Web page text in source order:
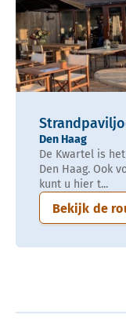
Den Haag
De Kwartel is
Den Haag. Ook
kunt u hier t...
Bekijk de